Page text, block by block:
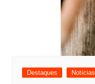
Destaques Notícias